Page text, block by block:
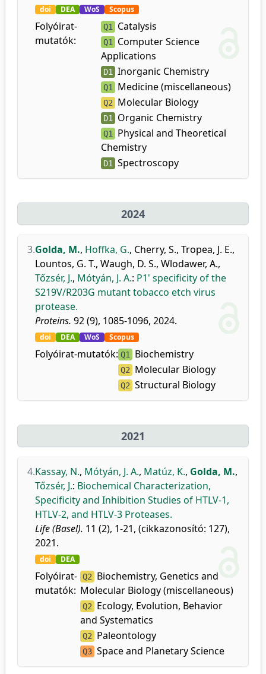
doi DEA WoS Scopus
Folyóirat-
mutatók:
Q1 Catalysis
Q1
Computer Science
Applications
D1 Inorganic Chemistry
Q1 Medicine (miscellaneous)
Q2 Molecular Biology
D1 Organic Chemistry
Q1
Physical and Theoretical
Chemistry
D1 Spectroscopy
2024
3.Golda, M., Hoffka, G., Cherry, S., Tropea, J. E.,
Lountos, G. T., Waugh, D. S., Wlodawer, A.,
Tőzsér, J., Mótyán, J. A.: P1' specificity of the
S219V/R203G mutant tobacco etch virus
protease.
Proteins. 92 (9), 1085-1096, 2024.
doi DEA WoS Scopus
Folyóirat-mutatók: Q1 Biochemistry
Q2 Molecular Biology
Q2 Structural Biology
2021
4.Kassay, N., Mótyán, J. A., Matúz, K., Golda, M.,
Tőzsér, J.: Biochemical Characterization,
Specificity and Inhibition Studies of HTLV-1,
HTLV-2, and HTLV-3 Proteases.
Life (Basel). 11 (2), 1-21, (cikkazonosító: 127),
2021.
doi DEA
Folyóirat-
mutatók:
Q2 Biochemistry, Genetics and
Molecular Biology (miscellaneous)
Q2 Ecology, Evolution, Behavior
and Systematics
Q2 Paleontology
Q3 Space and Planetary Science